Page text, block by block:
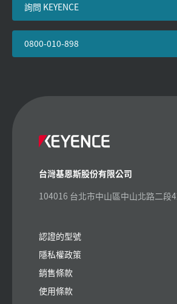
詢問 KEYENCE
0800-010-898
台灣基恩斯股份有限公司
104016 台北市中山區中山北路二段
認證的型號
隱私權政策
銷售條款
使用條款